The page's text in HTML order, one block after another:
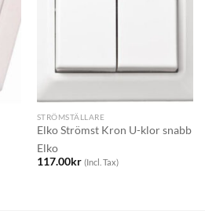
STRÖMSTÄLLARE
Elko Strömst Kron U-klor snabb
Elko
117.00kr (Incl. Tax)